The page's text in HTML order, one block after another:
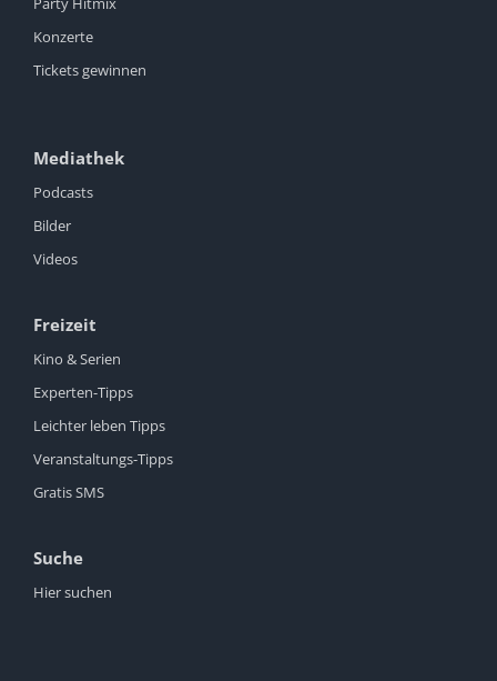
Konzerte
Tickets gewinnen
Mediathek
Podcasts
Bilder
Videos
Freizeit
Kino & Serien
Experten-Tipps
Leichter leben Tipps
Veranstaltungs-Tipps
Gratis SMS
Suche
Hier suchen